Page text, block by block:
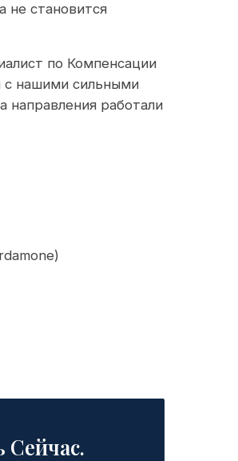
не становится
по Компенсации
с нашими сильными
направления работали